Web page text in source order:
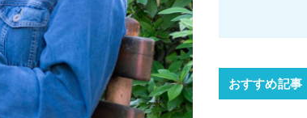
おすすめ記事